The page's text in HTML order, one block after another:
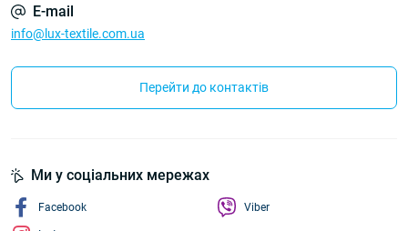
E-mail
info@lux-textile.com.ua
Перейти до контактів
Ми у соціальних мережах
Facebook Viber